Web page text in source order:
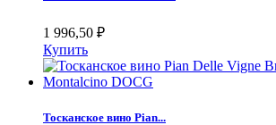
1 996,50 ₽
Купить
Тосканское вино Pian...